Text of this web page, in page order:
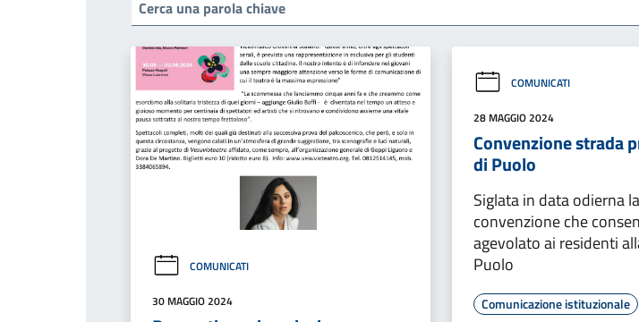
COMUNICATI
30 MAGGIO 2024
COMUNICATI
28 MAGGIO 2024
Convenzione strada
di Puolo
Siglata in data odierna la
convenzione che
agevolato ai residenti
Puolo
Comunicazione istituzionale